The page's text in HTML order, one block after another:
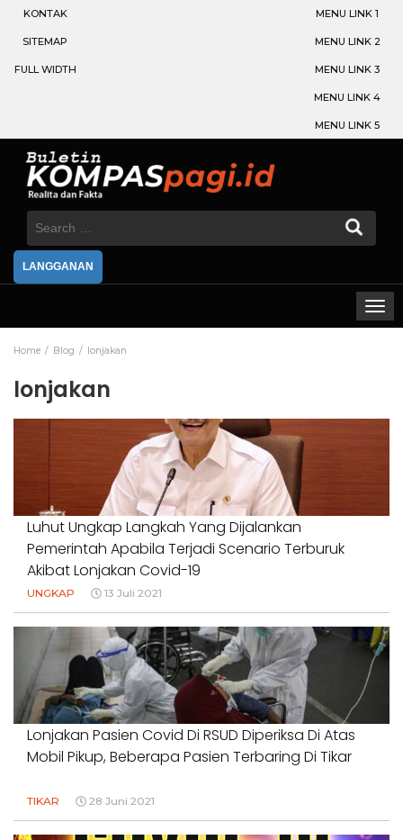
KONTAK
SITEMAP
FULL WIDTH
MENU LINK 1
MENU LINK 2
MENU LINK 3
MENU LINK 4
MENU LINK 5
Search
LANGGANAN
Home Blog lonjakan
lonjakan
Luhut Ungkap Langkah Yang Dijalankan
Pemerintah Apabila Terjadi Scenario Terburuk
Akibat Lonjakan Covid-19
UNGKAP 13 Juli 2021
Lonjakan Pasien Covid Di RSUD Diperiksa Di Atas
Mobil Pikup, Beberapa Pasien Terbaring Di Tikar
TIKAR 28 Juni 2021